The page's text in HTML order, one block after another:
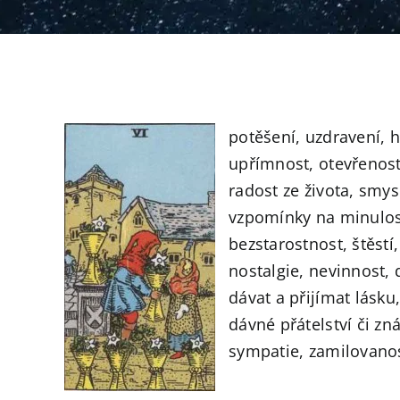
potěšení, uzdravení,
upřímnost,
radost ze života,
vzpomínky na
bezstarostnost,
nostalgie, nevinnost,
dávat a přijímat
dávné přátelství či
sympatie,